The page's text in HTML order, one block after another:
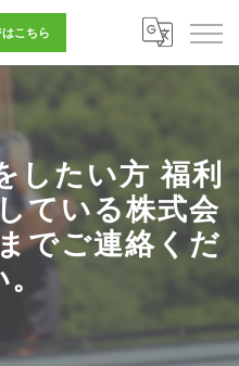
こちら
したい方 福利
ている株式会
でご連絡くだ